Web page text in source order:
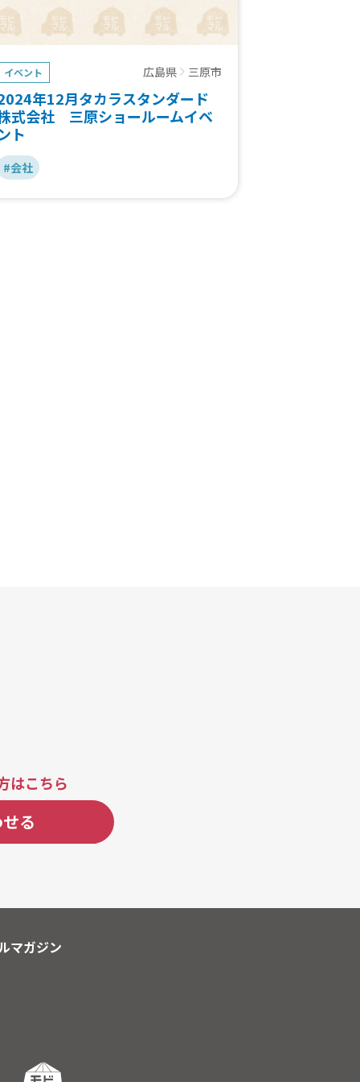
イベント 広島県 三原市
年12月タカラスタンダード
式会社 三原ショールームイベ
ト
#会社
はこちら
る
マガジン